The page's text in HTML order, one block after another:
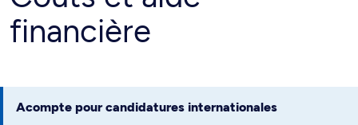
financière
Acompte pour candidatures internationales